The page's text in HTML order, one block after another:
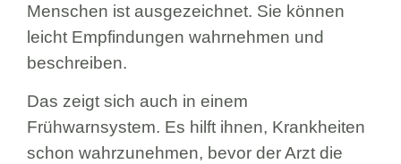
Menschen ist ausgezeichnet. Sie können
leicht Empfindungen wahrnehmen und
beschreiben.
Das zeigt sich auch in einem
Frühwarnsystem. Es hilft ihnen, Krankheiten
schon wahrzunehmen, bevor der Arzt die